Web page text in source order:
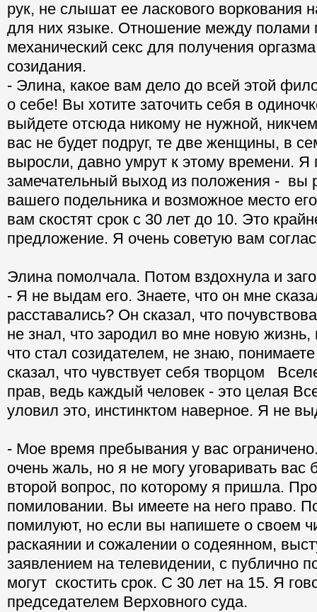
рук, не слышат ее ласкового воркования
для них языке. Отношение между полами
механический секс для получения
созидания.
- Элина, какое вам дело до всей этой
о себе! Вы хотите заточить себя в
выйдете отсюда никому не нужной,
вас не будет подруг, те две женщины, в
выросли, давно умрут к этому времени.
замечательный выход из положения - вы
вашего подельника и возможное место
вам скостят срок с 30 лет до 10. Это
предложение. Я очень советую вам
Элина помолчала. Потом вздохнула и
- Я не выдам его. Знаете, что он мне
расставались? Он сказал, что
не знал, что зародил во мне новую жизнь,
что стал созидателем, не знаю,
сказал, что чувствует себя творцом
прав, ведь каждый человек - это целая
уловил это, инстинктом наверное. Я не
- Мое время пребывания у вас
очень жаль, но я не могу уговаривать вас
второй вопрос, по которому я пришла.
помиловании. Вы имеете на него право.
помилуют, но если вы напишете о своем
раскаянии и сожалении о содеянном,
заявлением на телевидении, с публично
могут скостить срок. С 30 лет на 15. Я
председателем Верховного суда.